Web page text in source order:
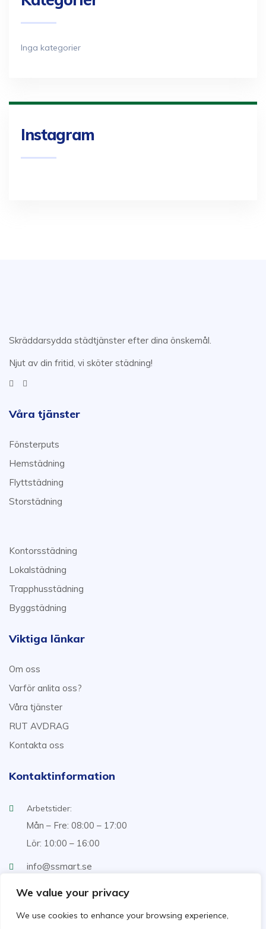
We value your privacy
We use cookies to enhance your browsing experience,
Inga kategorier
Instagram
Skräddarsydda städtjänster efter dina önskemål.
Njut av din fritid, vi sköter städning!
Våra tjänster
Fönsterputs
Hemstädning
Flyttstädning
Storstädning
Kontorsstädning
Lokalstädning
Trapphusstädning
Byggstädning
Viktiga länkar
Om oss
Varför anlita oss?
Våra tjänster
RUT AVDRAG
Kontakta oss
Kontaktinformation
Arbetstider:
Mån – Fre: 08:00 – 17:00
Lör: 10:00 – 16:00
info@ssmart.se
+46707322222